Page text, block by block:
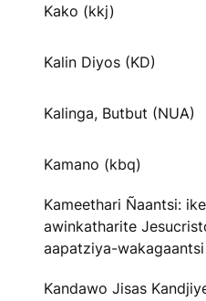
Kako (kkj)
Kalin Diyos (KD)
Kalinga, Butbut (NUA)
Kamano (kbq)
Kameethari Ñaantsi:
awinkatharite
aapatziya-
Kandawo Jisas